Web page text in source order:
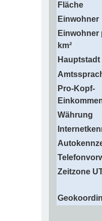
Fläche
Einwohner
Einwohner
km²
Hauptstadt
Pro-Kopf-
Währung
Zeitzone